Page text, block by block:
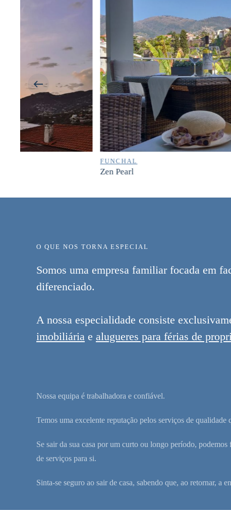
O QUE NOS TORNA ESPECIAL
Somos uma empresa familiar focada em
diferenciado.
A nossa especialidade consiste
imobiliária e alugueres para férias de
Nossa equipa é trabalhadora e confiável.
Temos uma excelente reputação pelos serviços de qualidade
Se sair da sua casa por um curto ou longo período, podemos
de serviços para si.
Sinta-se seguro ao sair de casa, sabendo que, ao retornar, a